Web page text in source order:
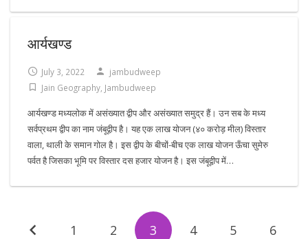
आर्यखण्ड
July 3, 2022
jambudweep
Jain Geography Jambudweep
आर्यखण्ड मध्यलोक में असंख्यात द्वीप और असंख्यात समुद्र हैं। उन सब के मध्य
सर्वप्रथम द्वीप का नाम जंबूद्वीप है। यह एक लाख योजन (४० करोड़ मील) विस्तार
वाला, थाली के समान गोल है। इस द्वीप के बीचों-बीच एक लाख योजन ऊँचा सुमेरु
पर्वत है जिसका भूमि पर विस्तार दस हजार योजन है। इस जंबूद्वीप में…
1 2 3 4 5 6